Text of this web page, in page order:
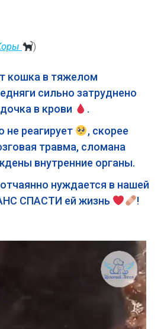
)
кошка в тяжелом
сильно затруднено
в крови
.
не реагирует
, скорее
травма, сломана
внутренние органы.
нуждается в нашей
СПАСТИ ей жизнь
!